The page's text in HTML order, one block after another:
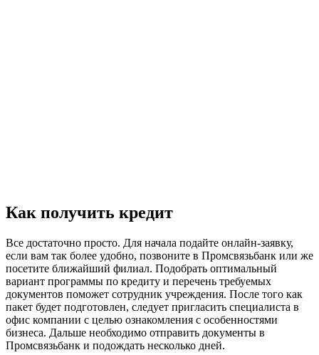
Как получить кредит
Все достаточно просто. Для начала подайте онлайн-заявку,
если вам так более удобно, позвоните в Промсвязьбанк или же
посетите ближайший филиал. Подобрать оптимальный
вариант программы по кредиту и перечень требуемых
документов поможет сотрудник учреждения. После того как
пакет будет подготовлен, следует пригласить специалиста в
офис компании с целью ознакомления с особенностями
бизнеса. Дальше необходимо отправить документы в
Промсвязьбанк и подождать несколько дней.